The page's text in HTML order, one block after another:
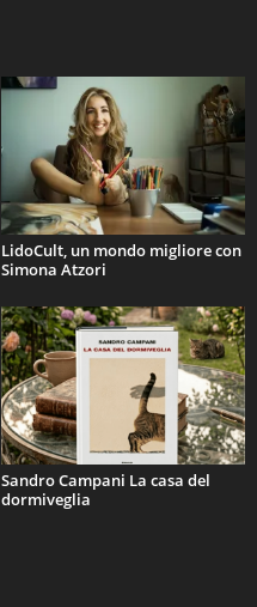
LidoCult, un mondo migliore con
Simona Atzori
Sandro Campani La casa del
dormiveglia